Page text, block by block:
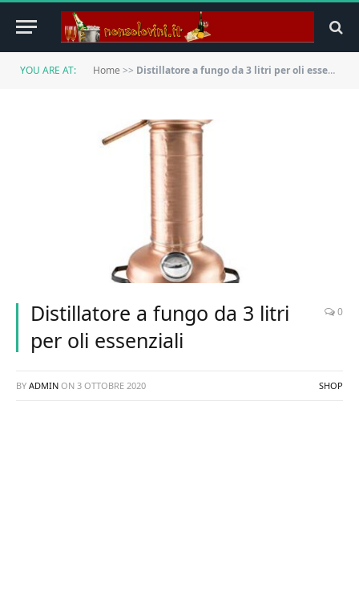
YOU ARE AT: Home >> Distillatore a fungo da 3 litri per oli essenziali
Distillatore a fungo da 3 litri
per oli essenziali
0
BY ADMIN ON 3 OTTOBRE 2020 SHOP